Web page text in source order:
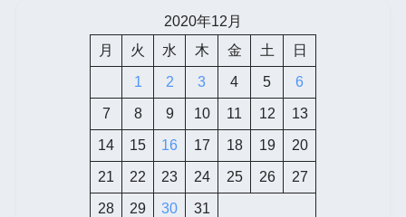
2020年12月
月
火 水 木 金 土 日
1 2 3 4 5 6
7 8 9 10 11 12 13
14 15 16 17 18 19 20
21 22 23 24 25 26 27
28 29 30
31